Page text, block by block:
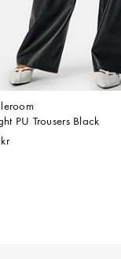
PU Trousers Black